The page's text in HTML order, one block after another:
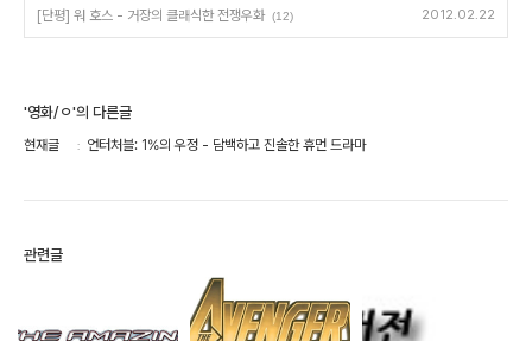
[단평] 워 호스 - 거장의 클래식한 전쟁우화 (12) 2012.02.22
'영화/ㅇ'의 다른글
현재글 언터처블: 1%의 우정 - 담백하고 진솔한 휴먼 드라마
관련글